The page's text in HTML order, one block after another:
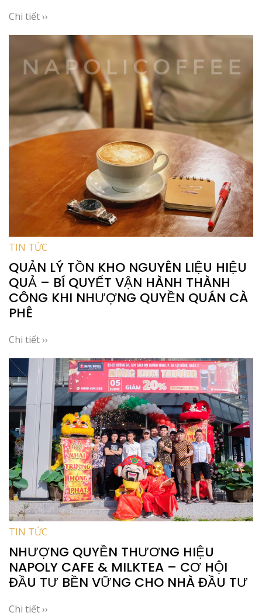
Chi tiết ››
TIN TỨC
QUẢN LÝ TỒN KHO NGUYÊN LIỆU HIỆU
QUẢ – BÍ QUYẾT VẬN HÀNH THÀNH
CÔNG KHI NHƯỢNG QUYỀN QUÁN CÀ
PHÊ
Chi tiết ››
TIN TỨC
NHƯỢNG QUYỀN THƯƠNG HIỆU
NAPOLY CAFE & MILKTEA – CƠ HỘI
ĐẦU TƯ BỀN VỮNG CHO NHÀ ĐẦU TƯ
Chi tiết ››